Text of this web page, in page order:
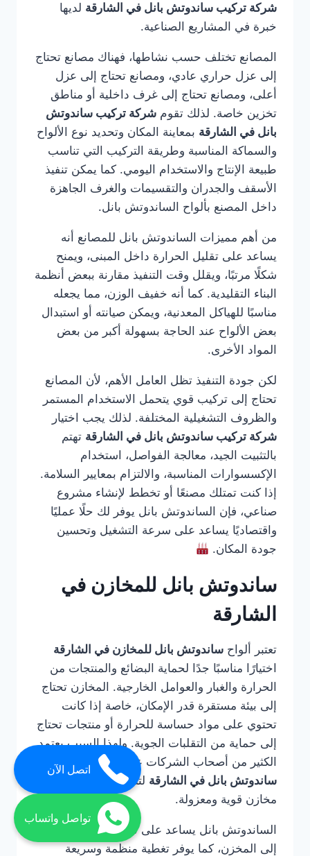
شركة تركيب ساندوتش بانل في الشارقة لديها
خبرة في المشاريع الصناعية.
المصانع تختلف حسب نشاطها، فهناك مصانع تحتاج
إلى عزل حراري عادي، ومصانع تحتاج إلى عزل
أعلى، ومصانع تحتاج إلى غرف داخلية أو مناطق
تخزين خاصة. لذلك تقوم شركة تركيب ساندوتش
بانل في الشارقة بمعاينة المكان وتحديد نوع الألواح
والسماكة المناسبة وطريقة التركيب التي تناسب
طبيعة الإنتاج والاستخدام اليومي. كما يمكن تنفيذ
الأسقف والجدران والتقسيمات والغرف الجاهزة
داخل المصنع بألواح الساندوتش بانل.
من أهم مميزات الساندوتش بانل للمصانع أنه
يساعد على تقليل الحرارة داخل المبنى، ويمنح
شكلًا مرتبًا، ويقلل وقت التنفيذ مقارنة ببعض أنظمة
البناء التقليدية. كما أنه خفيف الوزن، مما يجعله
مناسبًا للهياكل المعدنية، ويمكن صيانته أو استبدال
بعض الألواح عند الحاجة بسهولة أكبر من بعض
المواد الأخرى.
لكن جودة التنفيذ تظل العامل الأهم، لأن المصانع
تحتاج إلى تركيب قوي يتحمل الاستخدام المستمر
والظروف التشغيلية المختلفة. لذلك يجب اختيار
شركة تركيب ساندوتش بانل في الشارقة تهتم
بالتثبيت الجيد، معالجة الفواصل، استخدام
الإكسسوارات المناسبة، والالتزام بمعايير السلامة.
إذا كنت تمتلك مصنعًا أو تخطط لإنشاء مشروع
صناعي، فإن الساندوتش بانل يوفر لك حلًا عمليًا
واقتصاديًا يساعد على سرعة التشغيل وتحسين
جودة المكان.
ساندوتش بانل للمخازن في
الشارقة
تعتبر ألواح ساندوتش بانل للمخازن في الشارقة
اختيارًا مناسبًا جدًا لحماية البضائع والمنتجات من
الحرارة والغبار والعوامل الخارجية. المخازن تحتاج
إلى بيئة مستقرة قدر الإمكان، خاصة إذا كانت
تحتوي على مواد حساسة للحرارة أو منتجات تحتاج
إلى حماية من التقلبات الجوية. ولهذا السبب يعتمد
الكثير من أصحاب الشركات على
شركة تركيب
ساندوتش بانل في الشارقة لتنفيذ أسقف وجدران
مخازن قوية ومعزولة.
الساندوتش بانل يساعد على تقليل دخول الحرارة
إلى المخزن، كما يوفر تغطية منظمة وسريعة
اتصل الآن
تواصل واتساب